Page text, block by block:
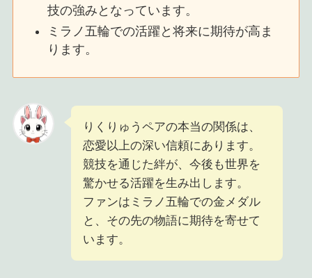
技の強みとなっています。
ミラノ五輪での活躍と将来に期待が高ま
ります。
りくりゅうペアの本当の関係は、
恋愛以上の深い信頼にあります。
競技を通じた絆が、今後も世界を
驚かせる活躍を生み出します。
ファンはミラノ五輪での金メダル
と、その先の物語に期待を寄せて
います。